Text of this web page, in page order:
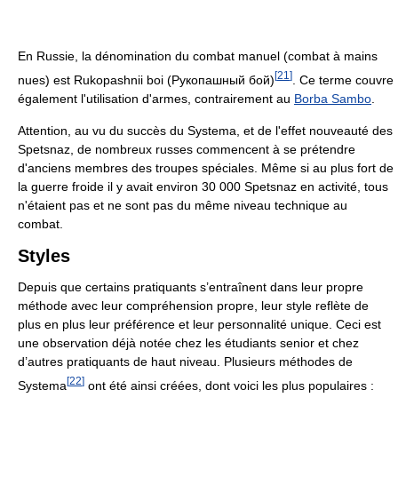
En Russie, la dénomination du combat manuel (combat à mains
nues) est Rukopashnii boi (Рукопашный бой) [21 ]
. Ce terme couvre
également l'utilisation d'armes, contrairement au Borba Sambo
Attention, au vu du succès du Systema, et de l'effet nouveauté des
Spetsnaz, de nombreux russes commencent à se prétendre
d'anciens membres des troupes spéciales. Même si au plus fort de
la guerre froide il y avait environ 30 000 Spetsnaz en activité, tous
n'étaient pas et ne sont pas du même niveau technique au
combat.
Styles
Depuis que certains pratiquants s’entraînent dans leur propre
méthode avec leur compréhension propre, leur style reflète de
plus en plus leur préférence et leur personnalité unique. Ceci est
une observation déjà notée chez les étudiants senior et chez
d’autres pratiquants de haut niveau. Plusieurs méthodes de
Systema[22] ont été ainsi créées, dont voici les plus populaires :